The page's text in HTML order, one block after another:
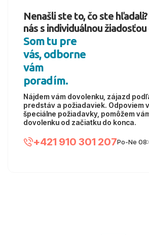
Nenašli ste to, čo ste
nás s individuálnou
Som tu pre
vás, odborne
vám
poradím.
Nájdem vám dovolenku, zájazd
predstáv a požiadaviek. Odpoviem
špeciálne požiadavky, pomôžem
dovolenku od začiatku do konca.
+421 910 301 207Po-Ne